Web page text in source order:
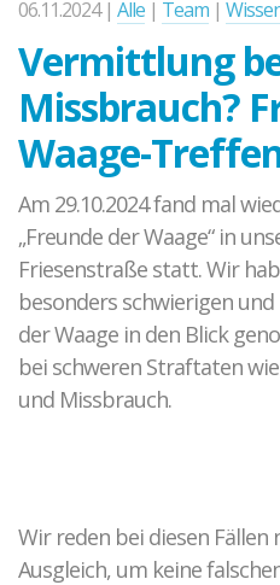
06.11.2024 | Alle | Team |
Vermittlung
Missbrauch?
Waage-
Am 29.10.2024 fand mal
„Freunde der Waage“ in
Friesenstraße statt. Wir
besonders schwierigen
der Waage in den Blick
bei schweren Straftaten
und Missbrauch.
Wir reden bei diesen
Ausgleich, um keine